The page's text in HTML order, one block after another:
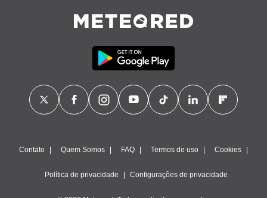
Contato Quem Somos FAQ Termos de uso Cookies
Política de privacidade Configurações de privacidade